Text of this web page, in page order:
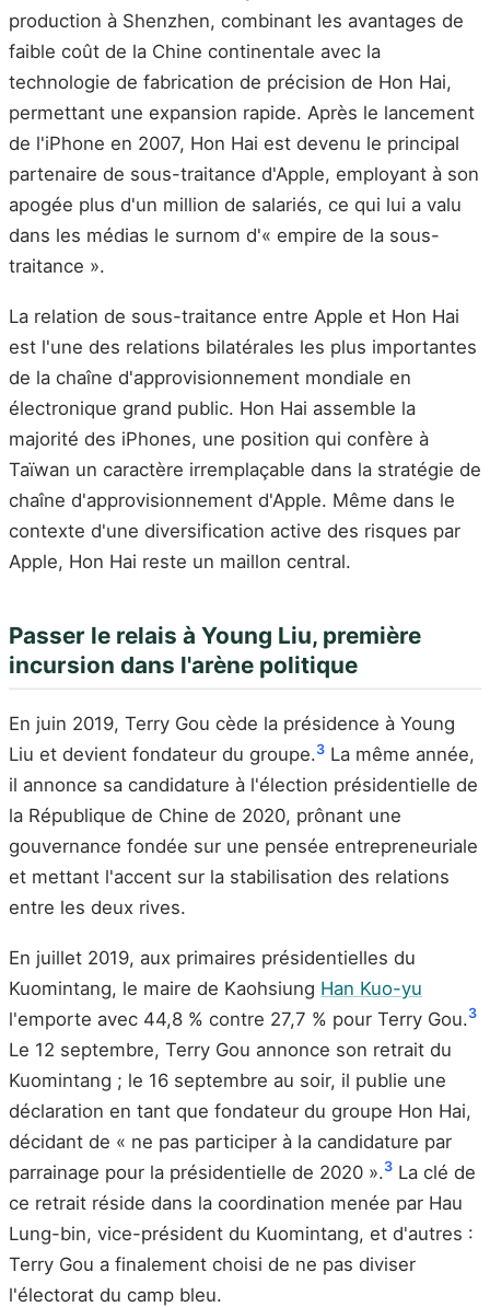
production à Shenzhen, combinant les avantages de
faible coût de la Chine continentale avec la
technologie de fabrication de précision de Hon Hai,
permettant une expansion rapide. Après le lancement
de l'iPhone en 2007, Hon Hai est devenu le principal
partenaire de sous-traitance d'Apple, employant à son
apogée plus d'un million de salariés, ce qui lui a valu
dans les médias le surnom d'« empire de la sous-
traitance ».
La relation de sous-traitance entre Apple et Hon Hai
est l'une des relations bilatérales les plus importantes
de la chaîne d'approvisionnement mondiale en
électronique grand public. Hon Hai assemble la
majorité des iPhones, une position qui confère à
Taïwan un caractère irremplaçable dans la stratégie de
chaîne d'approvisionnement d'Apple. Même dans le
contexte d'une diversification active des risques par
Apple, Hon Hai reste un maillon central.
Passer le relais à Young Liu, première
incursion dans l'arène politique
En juin 2019, Terry Gou cède la présidence à Young
Liu et devient fondateur du groupe.3 La même année,
il annonce sa candidature à l'élection présidentielle de
la République de Chine de 2020, prônant une
gouvernance fondée sur une pensée entrepreneuriale
et mettant l'accent sur la stabilisation des relations
entre les deux rives.
En juillet 2019, aux primaires présidentielles du
Kuomintang, le maire de Kaohsiung Han Kuo-yu
l'emporte avec 44,8 % contre 27,7 % pour Terry Gou.3
Le 12 septembre, Terry Gou annonce son retrait du
Kuomintang ; le 16 septembre au soir, il publie une
déclaration en tant que fondateur du groupe Hon Hai,
décidant de « ne pas participer à la candidature par
parrainage pour la présidentielle de 2020 ».3 La clé de
ce retrait réside dans la coordination menée par Hau
Lung-bin, vice-président du Kuomintang, et d'autres :
Terry Gou a finalement choisi de ne pas diviser
l'électorat du camp bleu.